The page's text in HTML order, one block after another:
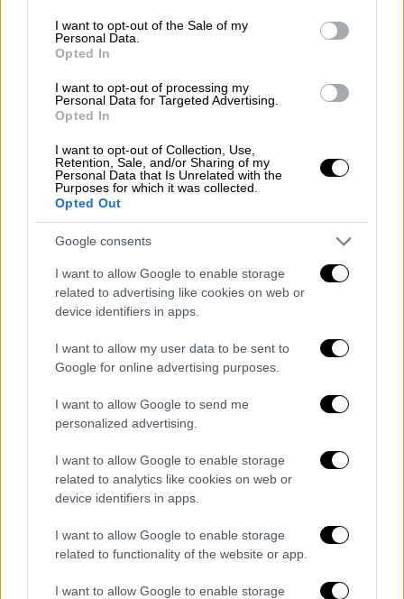
consent section.
I want to opt-out of the Sale of my
Personal Data.
Opted In
I want to opt-out of processing my
Personal Data for Targeted Advertising.
Opted In
I want to opt-out of Collection, Use,
Retention, Sale, and/or Sharing of my
Personal Data that Is Unrelated with the
Purposes for which it was collected.
Opted Out
Google consents
I want to allow Google to enable storage
related to advertising like cookies on web or
device identifiers in apps.
I want to allow my user data to be sent to
Google for online advertising purposes.
I want to allow Google to send me
personalized advertising.
I want to allow Google to enable storage
related to analytics like cookies on web or
device identifiers in apps.
I want to allow Google to enable storage
related to functionality of the website or app.
I want to allow Google to enable storage
Ενώπιον τουανακριτή, αναμένονται πλέον οι
απολογίες άλλων δύο κατηγορούμενων από
την ομάδα που οδηγήθηκε σήμερα στα
δικαστήρια.
Η πρώτη προφυλάκιση για τον
Να σημειωθεί ότι νωρίτερα, κρίθηκε
προφυλακιστέος
ένας κατηγορούμενος με
συγγενική σχέση με τον φερόμενο ως αρχηγό
Από χθες που ξεκίνησε η απολογητική
διαδικασία για τους 37 κατηγορούμενους,
έχουν οδηγηθεί ενώπιον του ανακριτή για
απολογία 23 κατηγορούμενοι εκ των οποίων